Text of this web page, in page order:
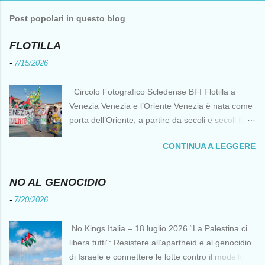
Post popolari in questo blog
FLOTILLA
- 7/15/2026
Circolo Fotografico Scledense BFI Flotilla a
Venezia Venezia e l’Oriente Venezia è nata come
porta dell’Oriente, a partire da secoli e secoli fa ai
di cantierizzazione veneziane divennero preziose
per tutti i crociati diretti a Gerusalemme. Proprio
le crociate fornirono ai veneziani l’occasione per
del Duecento. Dal XIII al XV secolo Venezia
continuò ad avere un ruolo fondamentale nei
rapporti tra l’Europa e l’Oriente, ruolo che si
CONTINUA A LEGGERE
NO AL GENOCIDIO
- 7/20/2026
No Kings Italia – 18 luglio 2026 “La Palestina ci
libera tutti”: Resistere all’apartheid e al genocidio
di Israele e connettere le lotte contro il modello